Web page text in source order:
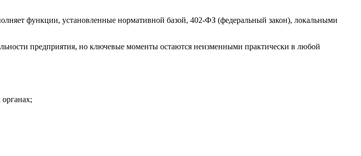
функции, установленные нормативной базой, 402-ФЗ (федеральный закон), локальными
предприятия, но ключевые моменты остаются неизменными практически в любой